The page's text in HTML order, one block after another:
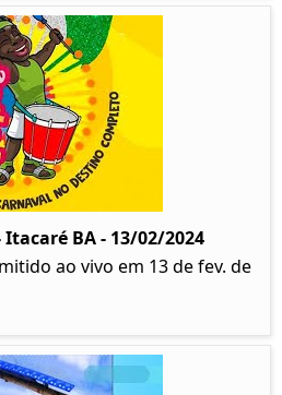
BA - 13/02/2024
ao vivo em 13 de fev. de